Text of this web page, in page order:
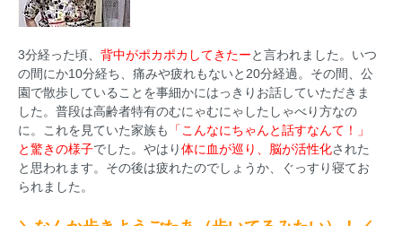
3分経った頃、 背中がポカポカしてきたーと言われました。いつ
の間にか10分経ち、痛みや疲れもないと20分経過。その間、公
園で散歩していることを事細かにはっきりお話していただきま
した。普段は高齢者特有のむにゃむにゃしたしゃべり方なの
に。これを見ていた家族も
「こんなにちゃんと話すなんて！」
と驚きの様子でした。やはり体に血が巡り、脳が活性化された
と思われます。その後は疲れたのでしょうか、ぐっすり寝てお
られました。